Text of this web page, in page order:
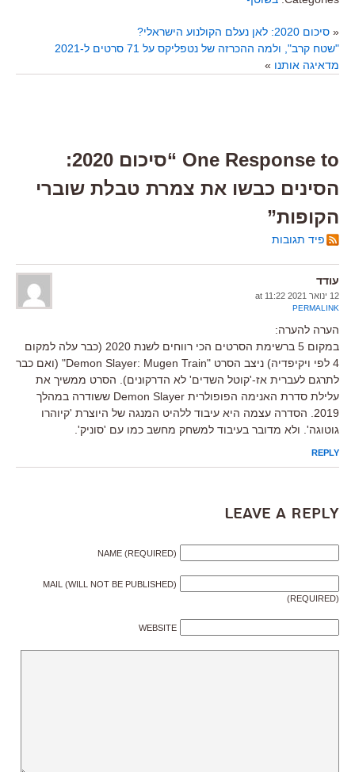
« סיכום 2020: לאן נעלם הקולנוע הישראלי?
"שטח קרב", ולמה ההכרזה של נטפליקס על 71 סרטים ל-2021
מדאיגה אותנו »
One Response to “סיכום 2020:
הסינים כבשו את צמרת טבלת שוברי
הקופות”
פיד תגובות
עודד
12 ינואר 2021 at 11:22
PERMALINK
הערה להערה:
במקום 5 ברשימת הסרטים הכי רווחים לשנת 2020 (כבר עלה למקום
4 לפי ויקיפדיה) ניצב הסרט "Demon Slayer: Mugen Train" (ואם כבר
לתרגם לעברית אז-'קוטל השדים' לא הדרקונים). הסרט ממשיך את
עלילת סדרת האנימה הפופולרית Demon Slayer ששודרה במהלך
2019. הסדרה עצמה היא עיבוד ללהיט המנגה של היוצרת 'קיוהרו
גוטוגה'. ולא מדובר בעיבוד למשחק מחשב כמו עם 'סוניק'.
REPLY
Leave a Reply
NAME (REQUIRED)
MAIL (WILL NOT BE PUBLISHED)
(REQUIRED)
WEBSITE